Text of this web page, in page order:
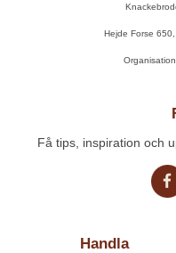
Hejde Forse
Handla
Få tips, inspiration och